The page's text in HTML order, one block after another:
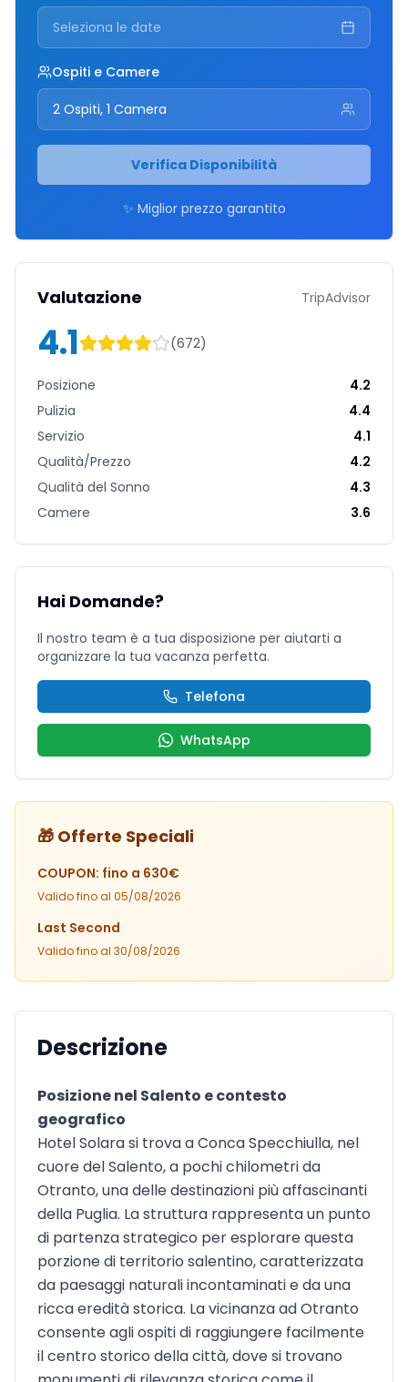
Seleziona le date
Ospiti e Camere
2 Ospiti, 1 Camera
Verifica Disponibilità
✨ Miglior prezzo garantito
Valutazione TripAdvisor
4.1 (672)
Posizione
4.2
Pulizia
4.4
Servizio
4.1
Qualità/Prezzo
4.2
Qualità del Sonno
4.3
Camere
3.6
Hai Domande?
Il nostro team è a tua disposizione per aiutarti a
organizzare la tua vacanza perfetta.
Telefona
WhatsApp
🎁 Offerte Speciali
COUPON: fino a 630€
Valido fino al 05/08/2026
Last Second
Valido fino al 30/08/2026
Descrizione
Posizione nel Salento e contesto
geografico
Hotel Solara si trova a Conca Specchiulla, nel
cuore del Salento, a pochi chilometri da
Otranto, una delle destinazioni più affascinanti
della Puglia. La struttura rappresenta un punto
di partenza strategico per esplorare questa
porzione di territorio salentino, caratterizzata
da paesaggi naturali incontaminati e da una
ricca eredità storica. La vicinanza ad Otranto
consente agli ospiti di raggiungere facilmente
il centro storico della città, dove si trovano